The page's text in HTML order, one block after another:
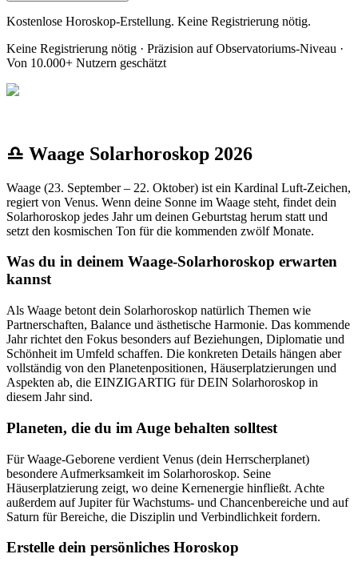
Kostenlose Horoskop-Erstellung. Keine Registrierung nötig.
Keine Registrierung nötig · Präzision auf Observatoriums-Niveau ·
Von 10.000+ Nutzern geschätzt
♎ Waage Solarhoroskop 2026
Waage (23. September – 22. Oktober) ist ein Kardinal Luft-Zeichen,
regiert von Venus. Wenn deine Sonne im Waage steht, findet dein
Solarhoroskop jedes Jahr um deinen Geburtstag herum statt und
setzt den kosmischen Ton für die kommenden zwölf Monate.
Was du in deinem Waage-Solarhoroskop erwarten
kannst
Als Waage betont dein Solarhoroskop natürlich Themen wie
Partnerschaften, Balance und ästhetische Harmonie. Das kommende
Jahr richtet den Fokus besonders auf Beziehungen, Diplomatie und
Schönheit im Umfeld schaffen. Die konkreten Details hängen aber
vollständig von den Planetenpositionen, Häuserplatzierungen und
Aspekten ab, die EINZIGARTIG für DEIN Solarhoroskop in
diesem Jahr sind.
Planeten, die du im Auge behalten solltest
Für Waage-Geborene verdient Venus (dein Herrscherplanet)
besondere Aufmerksamkeit im Solarhoroskop. Seine
Häuserplatzierung zeigt, wo deine Kernenergie hinfließt. Achte
außerdem auf Jupiter für Wachstums- und Chancenbereiche und auf
Saturn für Bereiche, die Disziplin und Verbindlichkeit fordern.
Erstelle dein persönliches Horoskop